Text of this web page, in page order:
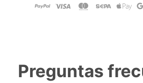
Preguntas